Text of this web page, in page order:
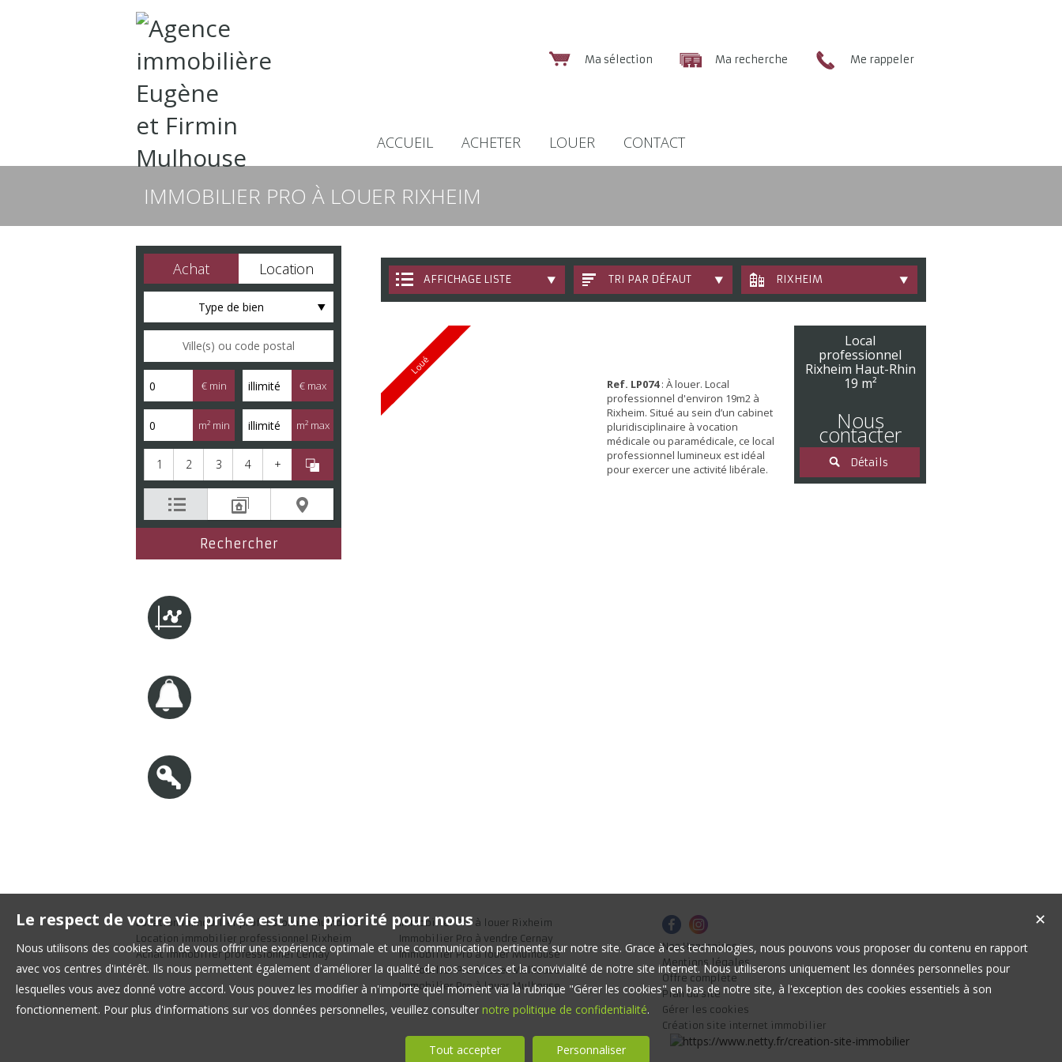
Me rappeler
Ma recherche
Ma sélection
ACCUEIL ACHETER LOUER CONTACT
IMMOBILIER PRO À LOUER RIXHEIM
Achat Location
Type de bien
€ min € max
m² min m² max
1 2 3 4 +
AFFICHAGE LISTE TRI PAR DÉFAUT RIXHEIM
Loué
Ref. LP074: À louer. Local
professionnel d'environ 19m2 à
Rixheim. Situé au sein d’un cabinet
pluridisciplinaire à vocation
médicale ou paramédicale, ce local
professionnel lumineux est idéal
pour exercer une activité libérale.
Local
professionnel
Rixheim Haut-Rhin
19 m²
Nous
contacter
Détails
Location immobilier professionnel Mulhouse
Location immobilier professionnel Rixheim
Achat immobilier professionnel Cernay
Immobilier Pro à louer Rixheim
Immobilier Pro à vendre Cernay
Immobilier Pro à louer Mulhouse
Immobilier Pro à louer Mulhouse
Immobilier Pro à louer Mulhouse
Nos Honoraires
Mentions légales
Offre complète
Plan du site
Gérer les cookies
Création site internet immobilier
✕
Le respect de votre vie privée est une priorité pour nous
Nous utilisons des cookies afin de vous offrir une expérience optimale et une communication pertinente sur notre site. Grace à ces technologies, nous pouvons vous proposer du contenu en rapport
avec vos centres d'intérêt. Ils nous permettent également d'améliorer la qualité de nos services et la convivialité de notre site internet. Nous utiliserons uniquement les données personnelles pour
lesquelles vous avez donné votre accord. Vous pouvez les modifier à n'importe quel moment via la rubrique "Gérer les cookies" en bas de notre site, à l'exception des cookies essentiels à son
fonctionnement. Pour plus d'informations sur vos données personnelles, veuillez consulter notre politique de confidentialité.
Tout accepter Personnaliser